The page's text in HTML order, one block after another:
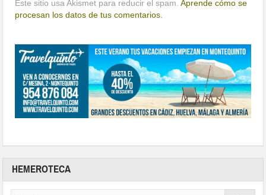
Este sitio usa Akismet para reducir el spam.Aprende cómo se
procesan los datos de tus comentarios.
HEMEROTECA